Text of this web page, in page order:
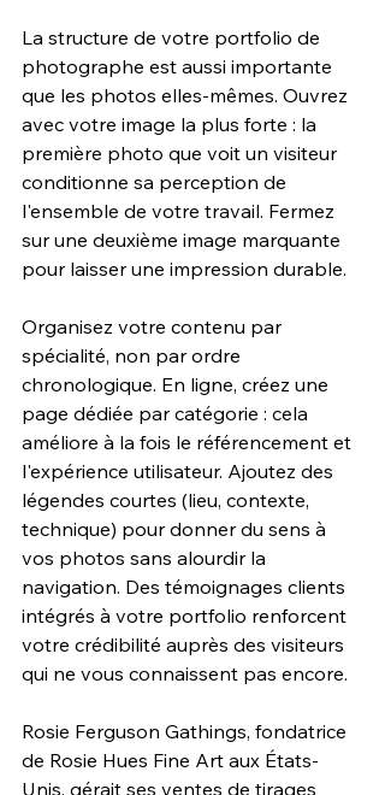
La structure de votre portfolio de
photographe est aussi importante
que les photos elles-mêmes. Ouvrez
avec votre image la plus forte : la
première photo que voit un visiteur
conditionne sa perception de
l'ensemble de votre travail. Fermez
sur une deuxième image marquante
pour laisser une impression durable.
Organisez votre contenu par
spécialité, non par ordre
chronologique. En ligne, créez une
page dédiée par catégorie : cela
améliore à la fois le référencement et
l'expérience utilisateur. Ajoutez des
légendes courtes (lieu, contexte,
technique) pour donner du sens à
vos photos sans alourdir la
navigation. Des témoignages clients
intégrés à votre portfolio renforcent
votre crédibilité auprès des visiteurs
qui ne vous connaissent pas encore.
Rosie Ferguson Gathings, fondatrice
de Rosie Hues Fine Art aux États-
Unis, gérait ses ventes de tirages